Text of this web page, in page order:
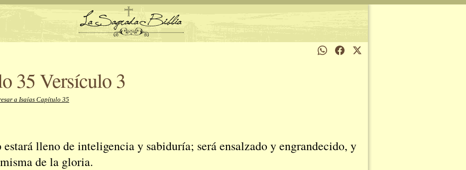
35 Versículo 3
a Isaías Capítulo 35
estará lleno de inteligencia y sabiduría; será ensalzado y engrandecido, y
de la gloria.